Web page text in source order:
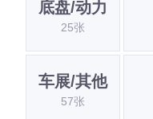
底盘/动力
25张
车展/其他
57张